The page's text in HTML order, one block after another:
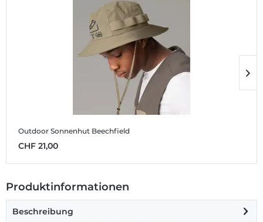
Outdoor Sonnenhut Beechfield
CHF 21,00
Produktinformationen
Beschreibung